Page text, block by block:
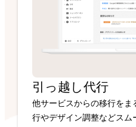
引っ越し代行
他サービスからの移行をま
行やデザイン調整などスム